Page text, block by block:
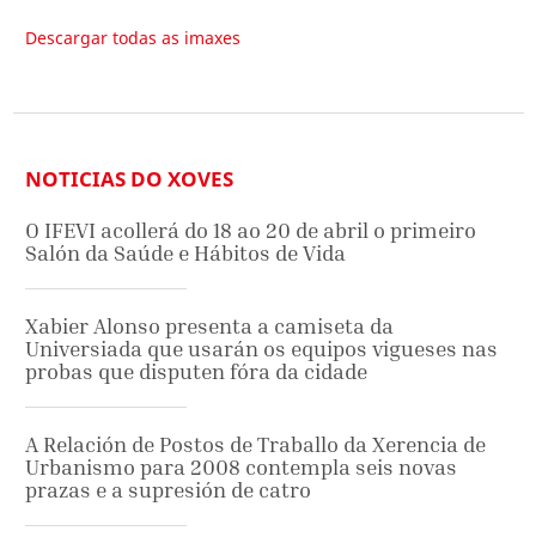
Descargar todas as imaxes
NOTICIAS DO XOVES
O IFEVI acollerá do 18 ao 20 de abril o primeiro
Salón da Saúde e Hábitos de Vida
Xabier Alonso presenta a camiseta da
Universiada que usarán os equipos vigueses nas
probas que disputen fóra da cidade
A Relación de Postos de Traballo da Xerencia de
Urbanismo para 2008 contempla seis novas
prazas e a supresión de catro